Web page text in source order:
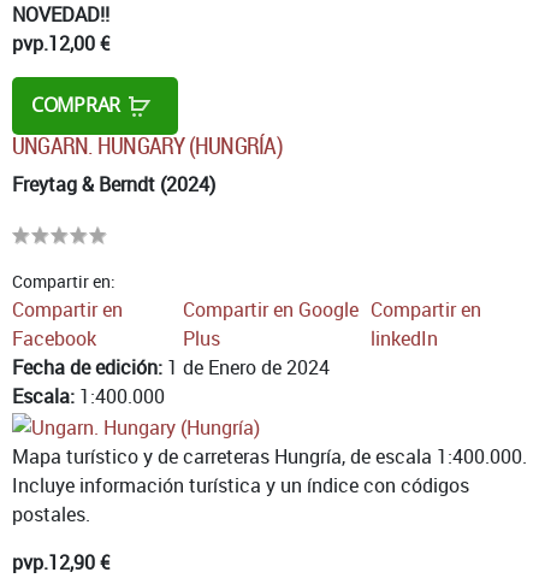
NOVEDAD!!
pvp.12,00 €
COMPRAR
UNGARN. HUNGARY (HUNGRÍA)
Freytag & Berndt (2024)
Compartir en:
Compartir en
Facebook
Compartir en Google
Plus
Compartir en
linkedIn
Fecha de edición: 1 de Enero de 2024
Escala: 1:400.000
Mapa turístico y de carreteras Hungría, de escala 1:400.000.
Incluye información turística y un índice con códigos
postales.
pvp.12,90 €